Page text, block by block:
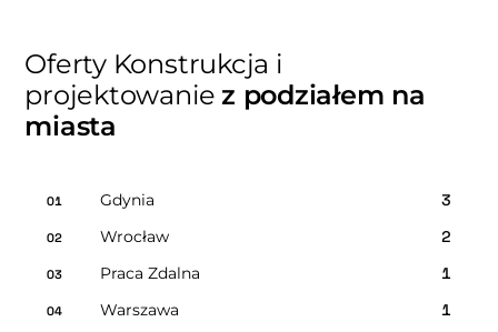
Oferty Konstrukcja i
projektowaniez podziałem na
miasta
01 Gdynia 3
02 Wrocław 2
03 Praca Zdalna 1
04 Warszawa 1